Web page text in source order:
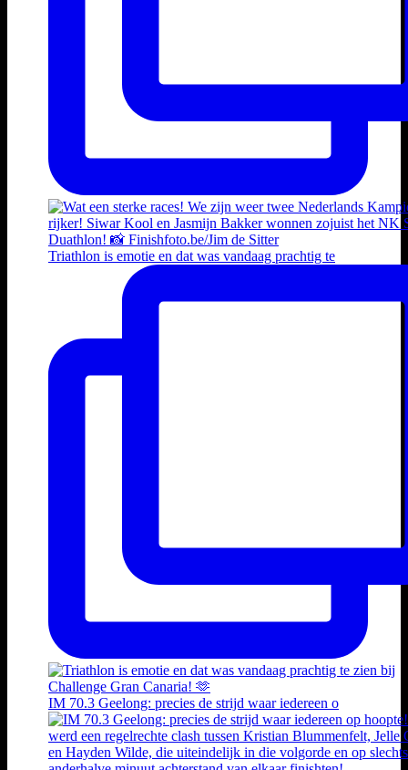
Triathlon is emotie en dat was vandaag prachtig te
IM 70.3 Geelong: precies de strijd waar iedereen o